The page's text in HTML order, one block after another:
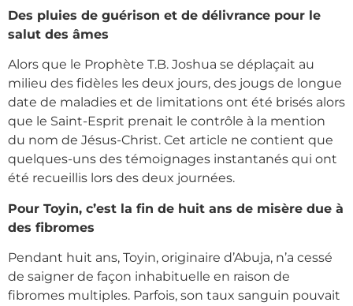
Des pluies de guérison et de délivrance pour le
salut des âmes
Alors que le Prophète T.B. Joshua se déplaçait au
milieu des fidèles les deux jours, des jougs de longue
date de maladies et de limitations ont été brisés alors
que le Saint-Esprit prenait le contrôle à la mention
du nom de Jésus-Christ. Cet article ne contient que
quelques-uns des témoignages instantanés qui ont
été recueillis lors des deux journées.
Pour Toyin, c’est la fin de huit ans de misère due à
des fibromes
Pendant huit ans, Toyin, originaire d’Abuja, n’a cessé
de saigner de façon inhabituelle en raison de
fibromes multiples. Parfois, son taux sanguin pouvait